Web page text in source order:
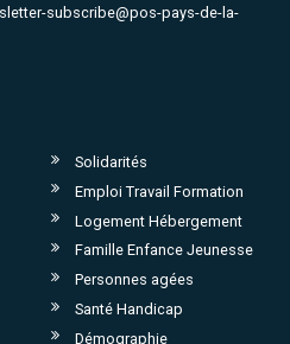
subscribe@pos-pays-de-la-
Solidarités
Emploi Travail Formation
Logement Hébergement
Famille Enfance Jeunesse
Personnes agées
Santé Handicap
Démographie